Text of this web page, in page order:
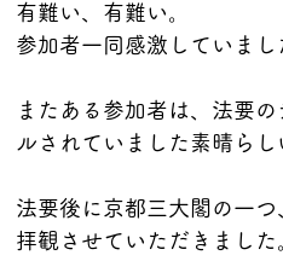
有難い、有難い。
参加者一同感激していまし
またある参加者は、法要
ルされていました素晴らし
法要後に京都三大閣の一
拝観させていただきました